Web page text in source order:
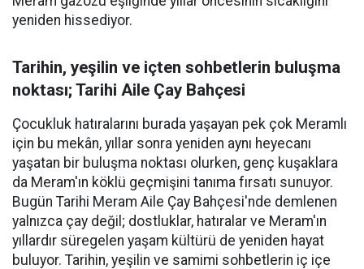
yeniden hissediyor.
Tarihin, yeşilin ve içten sohbetlerin buluşma
noktası; Tarihi Aile Çay Bahçesi
Çocukluk hatıralarını burada yaşayan pek çok Meramlı
için bu mekân, yıllar sonra yeniden aynı heyecanı
yaşatan bir buluşma noktası olurken, genç kuşaklara
da Meram'ın köklü geçmişini tanıma fırsatı sunuyor.
Bugün Tarihi Meram Aile Çay Bahçesi'nde demlenen
yalnızca çay değil; dostluklar, hatıralar ve Meram'ın
yıllardır süregelen yaşam kültürü de yeniden hayat
buluyor. Tarihin, yeşilin ve samimi sohbetlerin iç içe